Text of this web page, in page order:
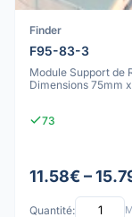
Finder
F95-83-3
Module Support de
Dimensions 75mm
73
11.58€ –
Quantité: